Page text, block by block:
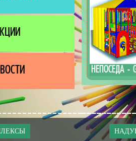
НЕПОСЕДА -